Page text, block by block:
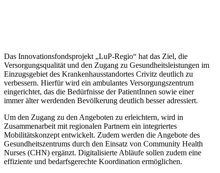
Das Innovationsfondsprojekt „LuP-Regio“ hat das Ziel, die
Versorgungsqualität und den Zugang zu Gesundheitsleistungen im
Einzugsgebiet des Krankenhausstandortes Crivitz deutlich zu
verbessern. Hierfür wird ein ambulantes Versorgungszentrum
eingerichtet, das die Bedürfnisse der PatientInnen sowie einer
immer älter werdenden Bevölkerung deutlich besser adressiert.
Um den Zugang zu den Angeboten zu erleichtern, wird in
Zusammenarbeit mit regionalen Partnern ein integriertes
Mobilitätskonzept entwickelt. Zudem werden die Angebote des
Gesundheitszentrums durch den Einsatz von Community Health
Nurses (CHN) ergänzt. Digitalisierte Abläufe sollen zudem eine
effiziente und bedarfsgerechte Koordination ermöglichen.